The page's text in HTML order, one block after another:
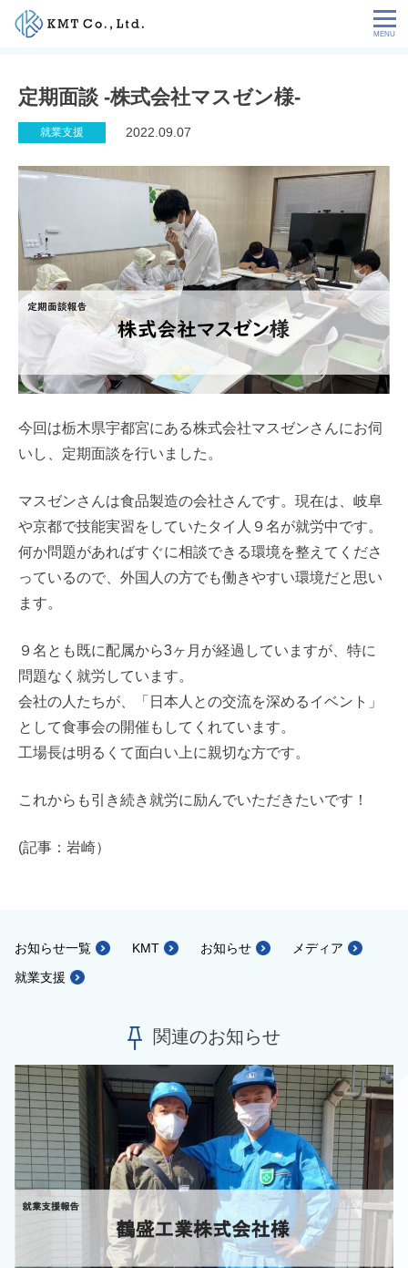
Skip
NEWS
サービス
お客様の声
特定技能コラム
採用情報
お問い合わせ
定期面談 -株式会社マスゼン様-
就業支援 2022.09.07
今回は栃木県宇都宮にある株式会社マスゼンさんにお伺
いし、定期面談を行いました。
マスゼンさんは食品製造の会社さんです。現在は、岐阜
や京都で技能実習をしていたタイ人９名が就労中です。
何か問題があればすぐに相談できる環境を整えてくださ
っているので、外国人の方でも働きやすい環境だと思い
ます。
９名とも既に配属から3ヶ月が経過していますが、特に
問題なく就労しています。
会社の人たちが、「日本人との交流を深めるイベント」
として食事会の開催もしてくれています。
工場長は明るくて面白い上に親切な方です。
これからも引き続き就労に励んでいただきたいです！
(記事：岩崎）
お知らせ一覧 KMT お知らせ
メディア
就業支援
関連のお知らせ